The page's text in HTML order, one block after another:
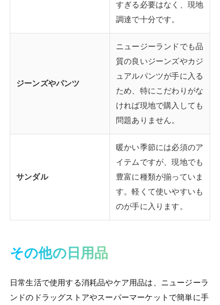
すぎる必要はなく、現地
調達で十分です。
ジーンズやパンツ
ニュージーランドでも品
質の良いジーンズやカジ
ュアルパンツが手に入る
ため、特にこだわりがな
ければ現地で購入しても
問題ありません。
サンダル
暖かい季節には必須のア
イテムですが、現地でも
豊富に種類が揃っていま
す。軽くて使いやすいも
のが手に入ります。
その他の日用品
日常生活で使用する消耗品やケア用品は、ニュージーラ
ンドのドラッグストアやスーパーマーケットで簡単に手